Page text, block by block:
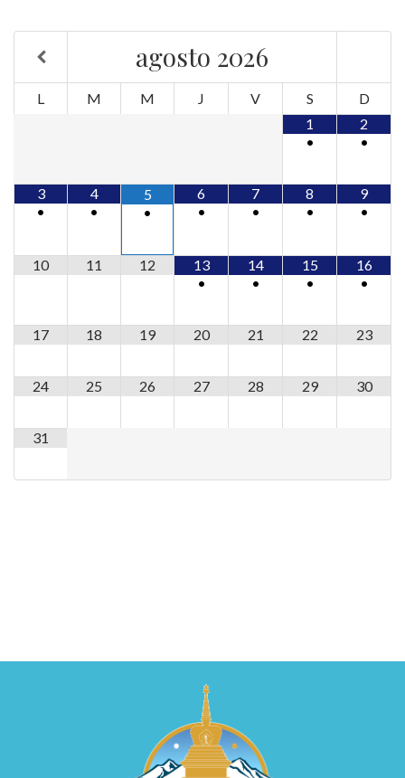
agosto 2026
L M M J V S
D
1
•
2
•
3
•
4
•
5
•
6
•
7
•
8
•
9
•
10 11 12
13
•
14
•
15
•
16
•
17 18 19 20 21 22 23
24 25 26 27 28 29 30
31